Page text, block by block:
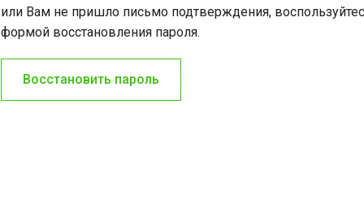
или Вам не пришло письмо подтверждения,
формой восстановления пароля.
Восстановить пароль